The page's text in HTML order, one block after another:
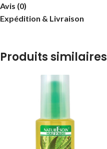
Avis (0)
Expédition & Livraison
Produits similaires